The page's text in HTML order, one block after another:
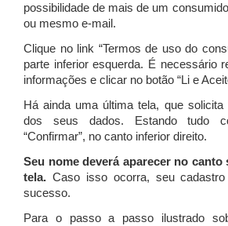
possibilidade de mais de um
ou mesmo e-mail.
Clique no link “Termos de uso do
parte inferior esquerda. É necessário
informações e clicar no botão “Li e
Há ainda uma última tela, que solicita
dos seus dados. Estando tudo
“Confirmar”, no canto inferior direito.
Seu nome deverá aparecer no
tela. Caso isso ocorra, seu
sucesso.
Para o passo a passo ilustrado